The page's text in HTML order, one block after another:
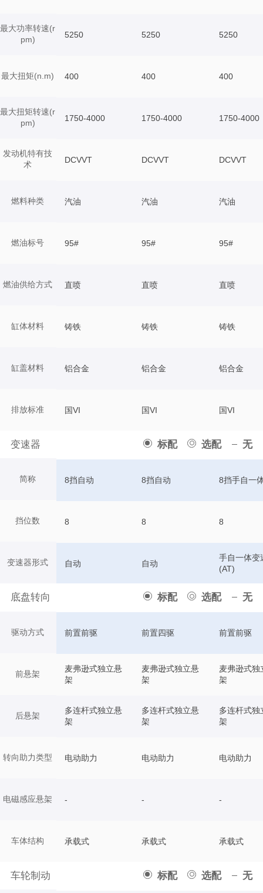
最大功率转速(r
pm)
最大扭矩(n.m)
最大扭矩转速(r
pm)
发动机特有技
术
燃料种类
燃油标号
燃油供给方式
缸体材料
缸盖材料
排放标准
变速器 标配 选配 无
简称
挡位数
变速器形式
底盘转向 标配 选配 无
驱动方式
前悬架
后悬架
转向助力类型
电磁感应悬架
车体结构
车轮制动 标配 选配 无
5250 5250 5250
400 400 400
1750-4000 1750-4000 1750-4000
DCVVT DCVVT DCVVT
汽油 汽油 汽油
95# 95# 95#
直喷 直喷 直喷
铸铁 铸铁 铸铁
铝合金 铝合金 铝合金
国VI 国VI 国VI
8挡自动 8挡自动 8挡手自一
8 8 8
自动 自动
手自一体变
(AT)
前置前驱 前置四驱 前置前驱
麦弗逊式独立悬
架
麦弗逊式独立悬
架
麦弗逊式独
架
多连杆式独立悬
架
多连杆式独立悬
架
多连杆式独
架
电动助力 电动助力 电动助力
- - -
承载式 承载式 承载式